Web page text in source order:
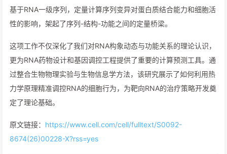
基于RNA一级序列，定量计算序列变异对蛋白质结合能力和细胞活
性的影响，架起了序列-结构-功能之间的定量桥梁。
这项工作不仅深化了我们对RNA构象动态与功能关系的理论认识，
更为RNA药物设计和基因调控工程提供了重要的计算预测工具。通
过整合生物物理实验与生物信息学方法，该研究展示了如何利用热
力学原理精准调控RNA的细胞行为，为靶向RNA的治疗策略开发奠
定了理论基础。
原文链接： https://www.cell.com/cell/fulltext/S0092-
8674(26)00228-X?rss=yes